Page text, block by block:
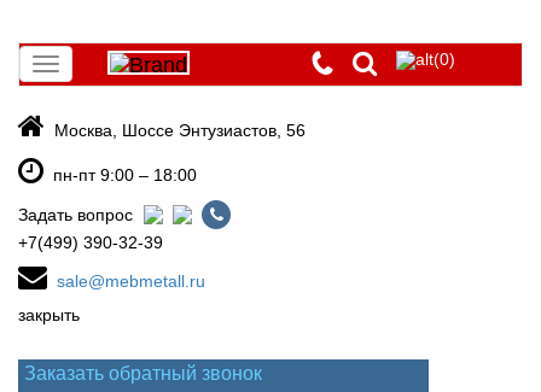
Toggle
navigation
(0)
Москва, Шоссе Энтузиастов, 56
пн-пт 9:00 – 18:00
Задать вопрос
+7(499) 390-32-39
sale@mebmetall.ru
закрыть
Заказать обратный звонок